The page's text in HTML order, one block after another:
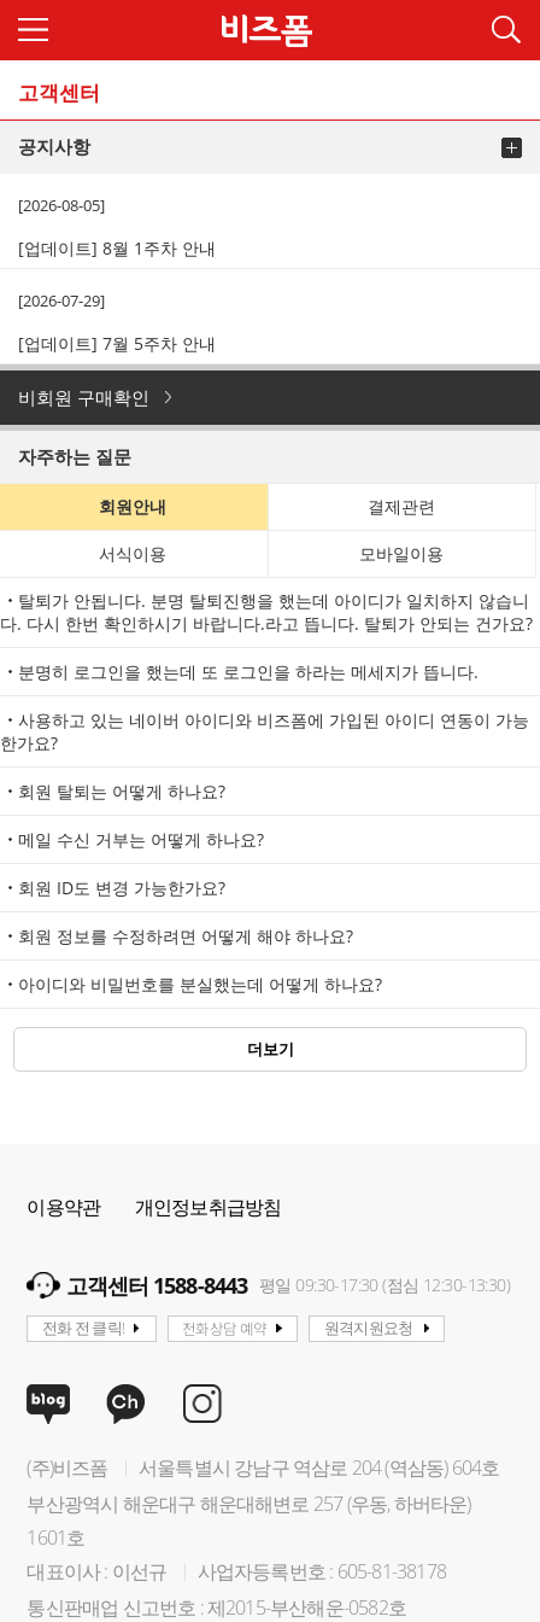
고객센터
공지사항
[2026-08-05]
[업데이트] 8월 1주차 안내
[2026-07-29]
[업데이트] 7월 5주차 안내
비회원 구매확인
자주하는 질문
회원안내 결제관련
서식이용 모바일이용
탈퇴가 안됩니다. 분명 탈퇴진행을 했는데 아이디가 일치하지 않습니
다. 다시 한번 확인하시기 바랍니다.라고 뜹니다. 탈퇴가 안되는 건가요?
분명히 로그인을 했는데 또 로그인을 하라는 메세지가 뜹니다.
사용하고 있는 네이버 아이디와 비즈폼에 가입된 아이디 연동이 가능
한가요?
회원 탈퇴는 어떻게 하나요?
메일 수신 거부는 어떻게 하나요?
회원 ID도 변경 가능한가요?
회원 정보를 수정하려면 어떻게 해야 하나요?
아이디와 비밀번호를 분실했는데 어떻게 하나요?
더보기
이용약관 개인정보취급방침
고객센터 1588-8443 평일 09:30-17:30 (점심 12:30-13:30)
전화 전 클릭! 전화상담 예약 원격지원요청
(주)비즈폼
서울특별시 강남구 역삼로 204 (역삼동) 604호
부산광역시 해운대구 해운대해변로 257 (우동, 하버타운)
1601호
대표이사 : 이선규
사업자등록번호 : 605-81-38178
통신판매업 신고번호 : 제2015-부산해운-0582호